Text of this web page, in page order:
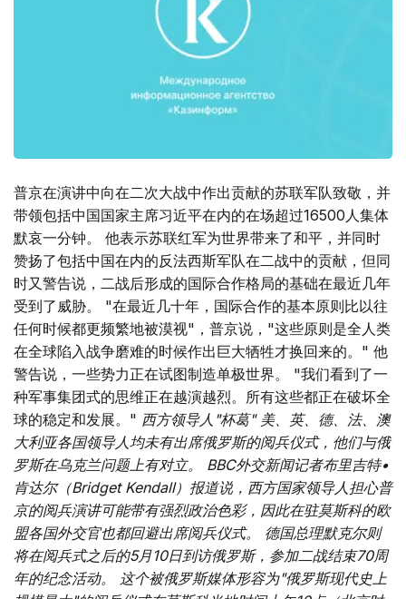
普京在演讲中向在二次大战中作出贡献的苏联军队致敬，并
带领包括中国国家主席习近平在内的在场超过16500人集体
默哀一分钟。 他表示苏联红军为世界带来了和平，并同时
赞扬了包括中国在内的反法西斯军队在二战中的贡献，但同
时又警告说，二战后形成的国际合作格局的基础在最近几年
受到了威胁。 "在最近几十年，国际合作的基本原则比以往
任何时候都更频繁地被漠视"，普京说，"这些原则是全人类
在全球陷入战争磨难的时候作出巨大牺牲才换回来的。" 他
警告说，一些势力正在试图制造单极世界。 "我们看到了一
种军事集团式的思维正在越演越烈。所有这些都正在破坏全
球的稳定和发展。" 西方领导人"杯葛" 美、英、德、法、澳
大利亚各国领导人均未有出席俄罗斯的阅兵仪式，他们与俄
罗斯在乌克兰问题上有对立。 BBC外交新闻记者布里吉特•
肯达尔（Bridget Kendall）报道说，西方国家领导人担心普
京的阅兵演讲可能带有强烈政治色彩，因此在驻莫斯科的欧
盟各国外交官也都回避出席阅兵仪式。 德国总理默克尔则
将在阅兵式之后的5月10日到访俄罗斯，参加二战结束70周
年的纪念活动。 这个被俄罗斯媒体形容为"俄罗斯现代史上